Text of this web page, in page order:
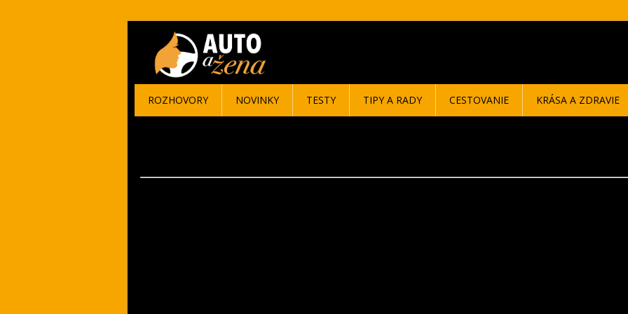
ROZHOVORY NOVINKY TESTY TIPY A RADY CESTOVANIE KRÁSA A ZDRAVIE